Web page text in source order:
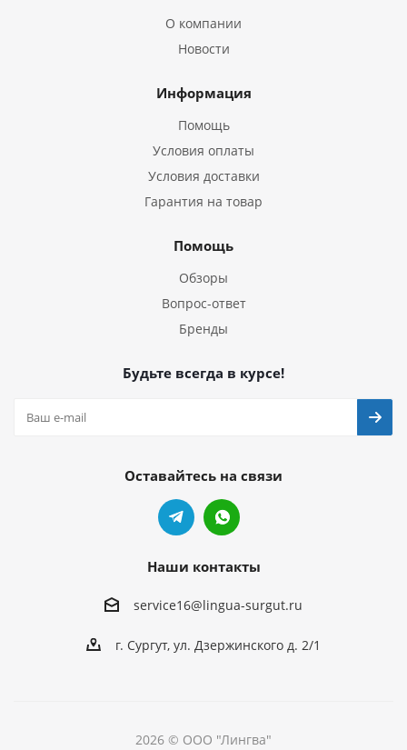
О компании
Новости
Информация
Помощь
Условия оплаты
Условия доставки
Гарантия на товар
Помощь
Обзоры
Вопрос-ответ
Бренды
Будьте всегда в курсе!
Оставайтесь на связи
Наши контакты
service16@lingua-surgut.ru
г. Сургут, ул. Дзержинского д. 2/1
2026 © ООО "Лингва"